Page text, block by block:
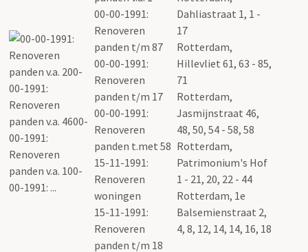
00-00-1991:
Renoveren
panden t/m 87
00-00-1991:
Renoveren
panden t/m 17
00-00-1991:
Renoveren
panden t.met 58
15-11-1991:
Renoveren
woningen
15-11-1991:
Renoveren
panden t/m 18
Dahliastraat 1, 1 -
17
Rotterdam,
Hillevliet 61, 63 - 85,
71
Rotterdam,
Jasmijnstraat 46,
48, 50, 54 - 58, 58
Rotterdam,
Patrimonium's Hof
1 - 21, 20, 22 - 44
Rotterdam, 1e
Balsemienstraat 2,
4, 8, 12, 14, 14, 16, 18